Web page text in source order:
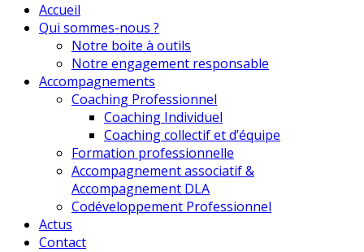
Accueil
Qui sommes-nous ?
Notre boite à outils
Notre engagement responsable
Accompagnements
Coaching Professionnel
Coaching Individuel
Coaching collectif et d’équipe
Formation professionnelle
Accompagnement associatif &
Accompagnement DLA
Codéveloppement Professionnel
Actus
Contact